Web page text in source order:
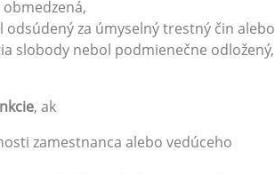
za úmyselný trestný čin alebo
slobody nebol podmienečne odložený,
, ak
zamestnanca alebo vedúceho